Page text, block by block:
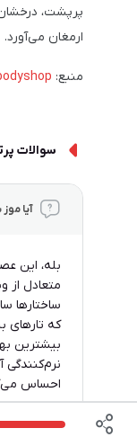
پرپشت،
ارمغان می‌آورد.
منبع:
سوالات
آیا
بله، این
متعادل از
ساختارها
که تارهای
بیشترین
احساس